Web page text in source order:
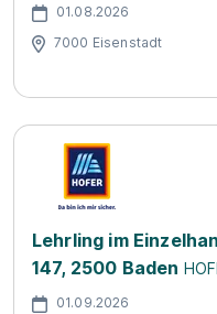
01.08.2026
7000 Eisenstadt
Lehrling im
147, 2500 Baden
01.09.2026